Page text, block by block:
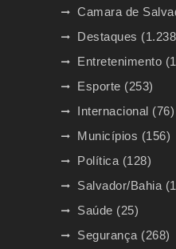
Camara de
Destaques
Entretenimento
Esporte (253)
Internacional (76)
Municípios (156)
Política (128)
Salvador/Bahia
Saúde (25)
Segurança (268)